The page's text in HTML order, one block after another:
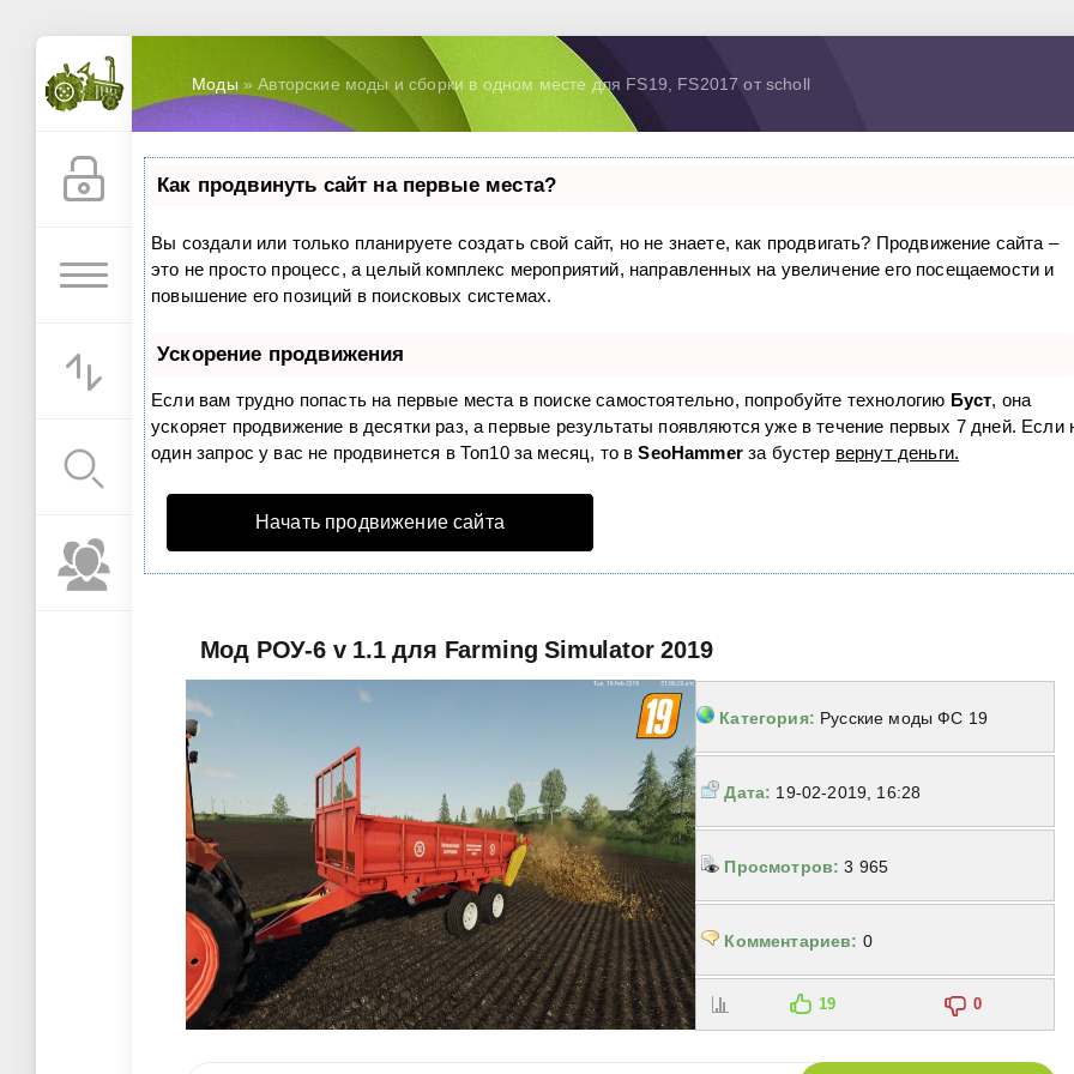
Моды» Авторские моды и сборки в одном месте для FS19, FS2017 от scholl
Как продвинуть сайт на первые места?
Вы создали или только планируете создать свой сайт, но не знаете, как продвигать? Продвижение сайта –
это не просто процесс, а целый комплекс мероприятий, направленных на увеличение его посещаемости и
повышение его позиций в поисковых системах.
Ускорение продвижения
Если вам трудно попасть на первые места в поиске самостоятельно, попробуйте технологию Буст, она
ускоряет продвижение в десятки раз, а первые результаты появляются уже в течение первых 7 дней. Если
один запрос у вас не продвинется в Топ10 за месяц, то вSeoHammerза бустер вернут деньги.
Начать продвижение сайта
Мод РОУ-6 v 1.1 для Farming Simulator 2019
Категория: Русские моды ФС 19
Дата: 19-02-2019, 16:28
Просмотров: 3 965
Комментариев: 0
19 0